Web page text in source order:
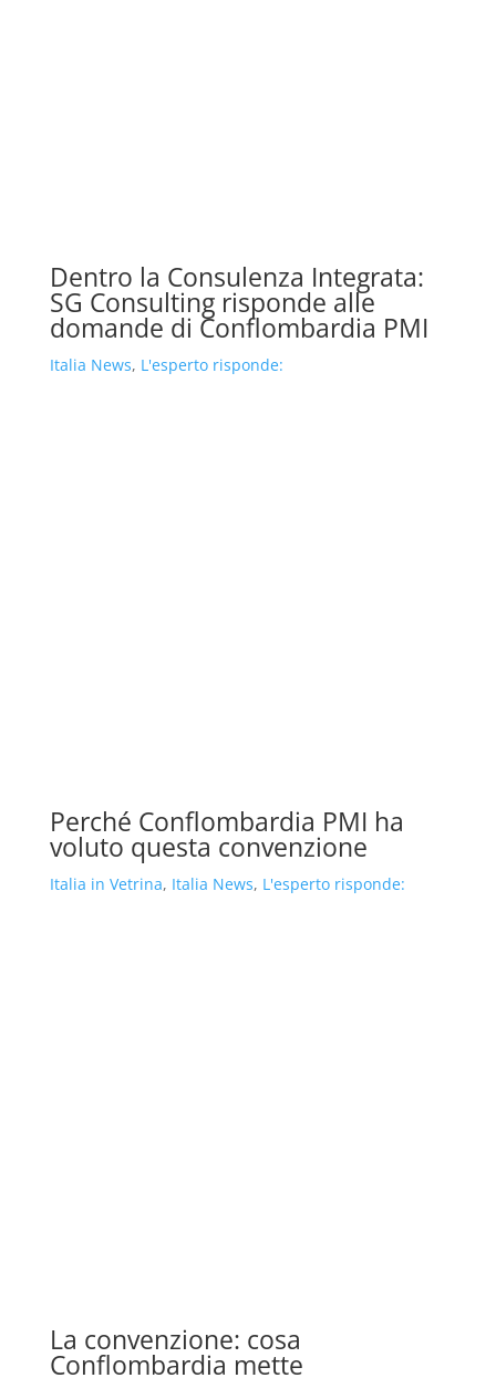
Dentro la Consulenza Integrata:
SG Consulting risponde alle
domande di Conflombardia PMI
Italia News, L'esperto risponde:
Perché Conflombardia PMI ha
voluto questa convenzione
Italia in Vetrina, Italia News, L'esperto risponde:
La convenzione: cosa
Conflombardia mette